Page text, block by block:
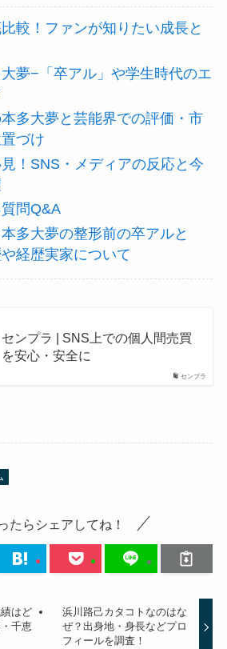
較！ファンが知りたい成長と
夢−「卒アル」や学生時代のエ
本多大夢と芸能界での評価・市
づけ
！SNS・メディアの反応と今
問Q&A
多大夢の整形前の卒アルと
経歴実家について
センプラ
センプラ | SNS上での個人間売買
を安心・安全に
たらシェアしてね！
はど
千恵
浜川路己カタコトなのはな
ぜ？出身地・身長などプロ
フィールを調査！